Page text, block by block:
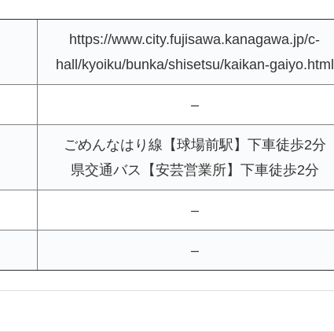
https://www.city.fujisawa.kanagawa.jp/c-
hall/kyoiku/bunka/shisetsu/kaikan-gaiyo.html
–
ごめんなはり線【球場前駅】下車徒歩2分
県交通バス【安芸営業所】下車徒歩2分
–
–